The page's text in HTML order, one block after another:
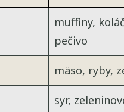
muffiny,
pečivo
mäso, ryby,
syr,